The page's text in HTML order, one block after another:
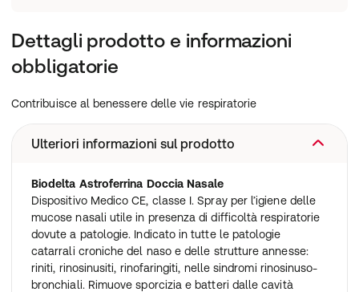
Dettagli prodotto e informazioni
obbligatorie
Contribuisce al benessere delle vie respiratorie
Ulteriori informazioni sul prodotto
Biodelta Astroferrina Doccia Nasale
Dispositivo Medico CE, classe I. Spray per l’igiene delle
mucose nasali utile in presenza di difficoltà respiratorie
dovute a patologie. Indicato in tutte le patologie
catarrali croniche del naso e delle strutture annesse:
riniti, rinosinusiti, rinofaringiti, nelle sindromi rinosinuso-
bronchiali. Rimuove sporcizia e batteri dalle cavità